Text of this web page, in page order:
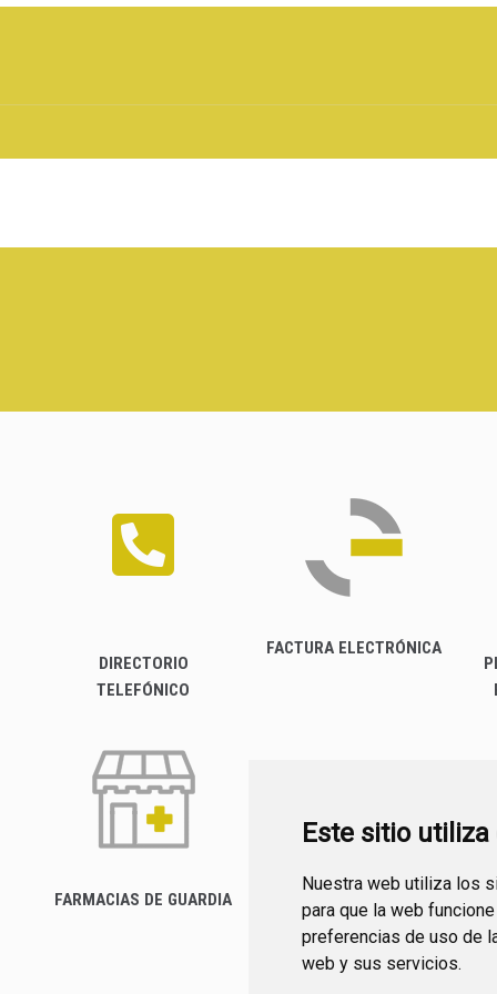
Este sitio
Nuestra web utiliza los
para que la web
preferencias de uso de
web y sus servicios.
DIRECTORIO
TELEFÓNICO
FACTURA ELECTRÓNICA
FARMACIAS DE GUARDIA
CANAL YOUTUBE